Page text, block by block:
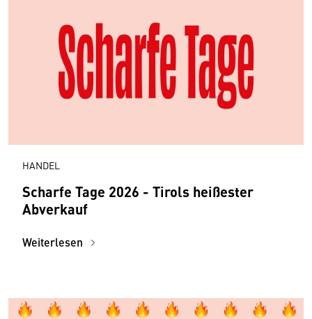
HANDEL
Scharfe Tage 2026 - Tirols heißester
Abverkauf
Weiterlesen